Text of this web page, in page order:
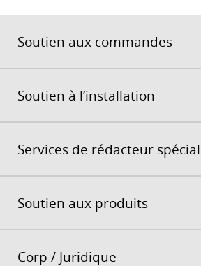
Soutien aux commandes
Soutien à l’installation
Services de rédacteur
Soutien aux produits
Corp / Juridique